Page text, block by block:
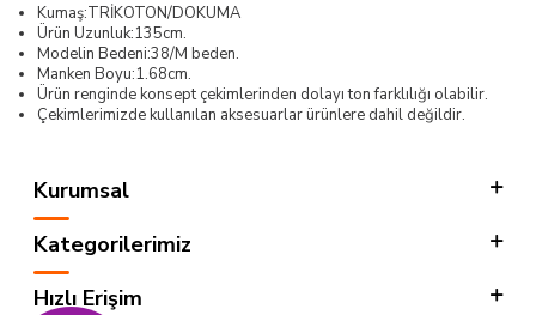
Kumaş:TRİKOTON/DOKUMA
Ürün Uzunluk:135cm.
Modelin Bedeni:38/M beden.
Manken Boyu:1.68cm.
Ürün renginde konsept çekimlerinden dolayı ton farklılığı olabilir.
Çekimlerimizde kullanılan aksesuarlar ürünlere dahil değildir.
Kurumsal
Kategorilerimiz
Hızlı Erişim